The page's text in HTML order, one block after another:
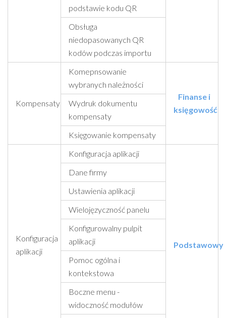
podstawie kodu QR
Obsługa
niedopasowanych QR
kodów podczas importu
Kompensaty
Komepnsowanie
wybranych należności
Finanse i
księgowość
Wydruk dokumentu
kompensaty
Księgowanie kompensaty
Konfiguracja
aplikacji
Konfiguracja aplikacji
Podstawowy
Dane firmy
Ustawienia aplikacji
Wielojęzyczność panelu
Konfigurowalny pulpit
aplikacji
Pomoc ogólna i
kontekstowa
Boczne menu -
widoczność modułów